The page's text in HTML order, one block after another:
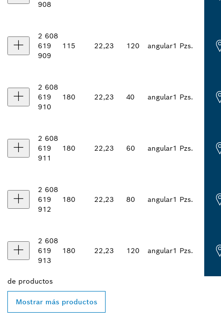
908
2 608
619
909
115 22,23 120 angular1 Pzs.
2 608
619
910
180 22,23 40 angular1 Pzs.
2 608
619
911
180 22,23 60 angular1 Pzs.
2 608
619
912
180 22,23 80 angular1 Pzs.
2 608
619
913
180 22,23 120 angular1 Pzs.
de productos
Mostrar más productos